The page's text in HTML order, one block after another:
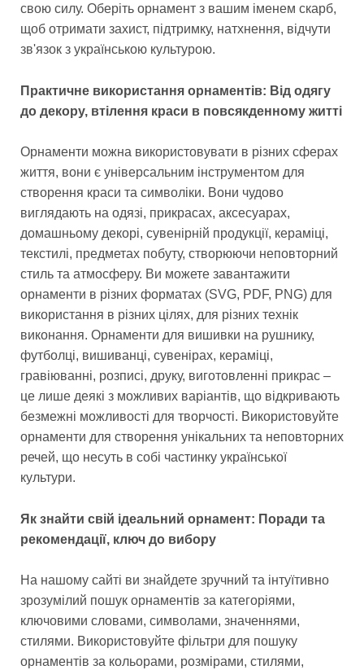
свою силу. Оберіть орнамент з вашим іменем скарб,
щоб отримати захист, підтримку, натхнення, відчути
зв'язок з українською культурою.
Практичне використання орнаментів: Від одягу
до декору, втілення краси в повсякденному житті
Орнаменти можна використовувати в різних сферах
життя, вони є універсальним інструментом для
створення краси та символіки. Вони чудово
виглядають на одязі, прикрасах, аксесуарах,
домашньому декорі, сувенірній продукції, кераміці,
текстилі, предметах побуту, створюючи неповторний
стиль та атмосферу. Ви можете завантажити
орнаменти в різних форматах (SVG, PDF, PNG) для
використання в різних цілях, для різних технік
виконання. Орнаменти для вишивки на рушнику,
футболці, вишиванці, сувенірах, кераміці,
гравіюванні, розписі, друку, виготовленні прикрас –
це лише деякі з можливих варіантів, що відкривають
безмежні можливості для творчості. Використовуйте
орнаменти для створення унікальних та неповторних
речей, що несуть в собі частинку української
культури.
Як знайти свій ідеальний орнамент: Поради та
рекомендації, ключ до вибору
На нашому сайті ви знайдете зручний та інтуїтивно
зрозумілий пошук орнаментів за категоріями,
ключовими словами, символами, значеннями,
стилями. Використовуйте фільтри для пошуку
орнаментів за кольорами, розмірами, стилями,